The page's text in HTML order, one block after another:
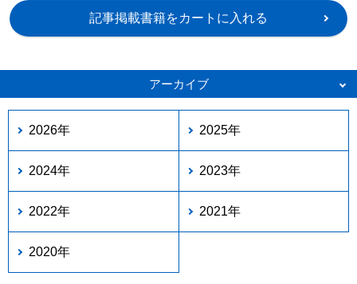
記事掲載書籍をカートに入れる
アーカイブ
2026年 2025年
2024年 2023年
2022年 2021年
2020年